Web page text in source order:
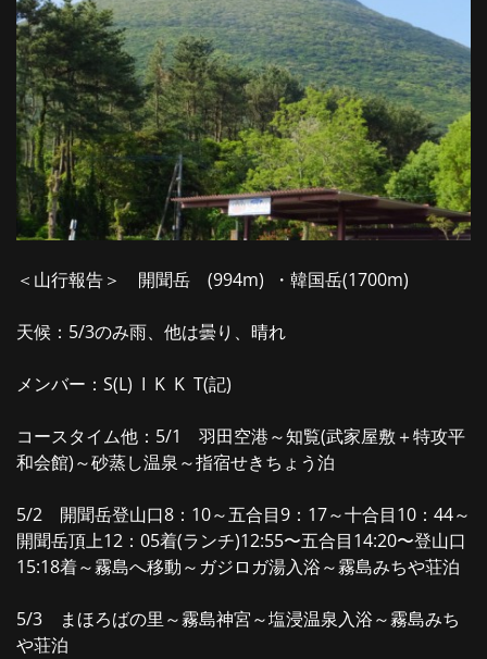
＜山行報告＞ 開聞岳 (994m) ・韓国岳(1700m)
天候：5/3のみ雨、他は曇り、晴れ
メンバー：S(L) I K K T(記)
コースタイム他：5/1 羽田空港～知覧(武家屋敷＋特攻平
和会館)～砂蒸し温泉～指宿せきちょう泊
5/2 開聞岳登山口8：10～五合目9：17～十合目10：44～
開聞岳頂上12：05着(ランチ)12:55〜五合目14:20〜登山口
15:18着～霧島へ移動～ガジロガ湯入浴～霧島みちや荘泊
5/3 まほろばの里～霧島神宮～塩浸温泉入浴～霧島みち
や荘泊